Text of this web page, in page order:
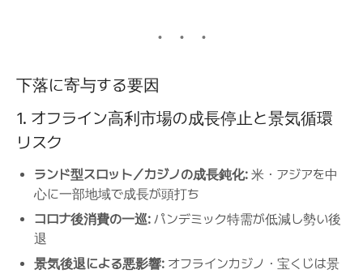
下落に寄与する要因
1. オフライン高利市場の成長停止と景気循環
リスク
ランド型スロット／カジノの成長鈍化: 米・アジアを中
心に一部地域で成長が頭打ち
コロナ後消費の一巡: パンデミック特需が低減し勢い後
退
景気後退による悪影響: オフラインカジノ・宝くじは景